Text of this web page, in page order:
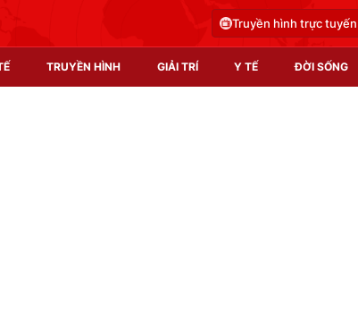
Truyền hình trực tuyến
TRUYỀN HÌNH GIẢI TRÍ Y TẾ ĐỜI SỐNG